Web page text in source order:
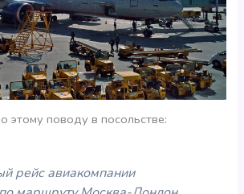
этому поводу в посольстве:
рейс авиакомпании